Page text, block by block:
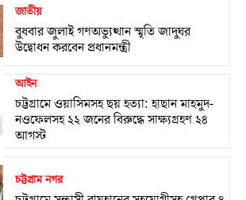
জাতীয়
বুধবার জুলাই গণঅভ্যুত্থান স্মৃতি জাদুঘর
উদ্বোধন করবেন প্রধানমন্ত্রী
আইন
চট্টগ্রামে ওয়াসিমসহ ছয় হত্যা: হাছান মাহমুদ-
নওফেলসহ ২২ জনের বিরুদ্ধে সাক্ষ্যগ্রহণ ২৪
আগস্ট
চট্টগ্রাম নগর